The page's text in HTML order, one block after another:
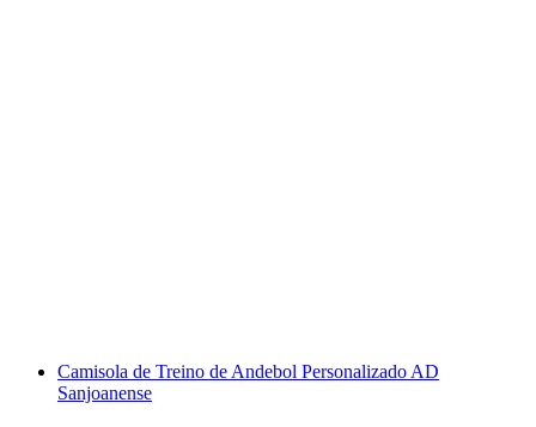
Camisola de Treino de Andebol Personalizado AD
Sanjoanense